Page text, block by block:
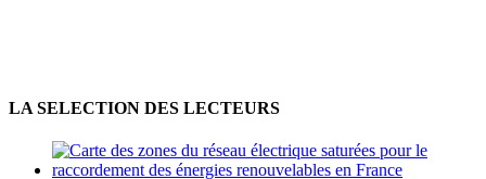
LA SELECTION DES LECTEURS